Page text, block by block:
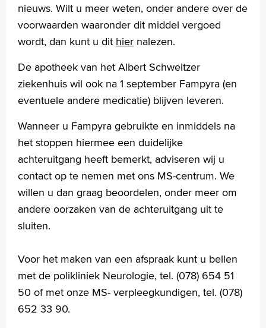
nieuws. Wilt u meer weten, onder andere over de
voorwaarden waaronder dit middel vergoed
wordt, dan kunt u dit hier nalezen.
De apotheek van het Albert Schweitzer
ziekenhuis wil ook na 1 september Fampyra (en
eventuele andere medicatie) blijven leveren.
Wanneer u Fampyra gebruikte en inmiddels na
het stoppen hiermee een duidelijke
achteruitgang heeft bemerkt, adviseren wij u
contact op te nemen met ons MS-centrum. We
willen u dan graag beoordelen, onder meer om
andere oorzaken van de achteruitgang uit te
sluiten.
Voor het maken van een afspraak kunt u bellen
met de polikliniek Neurologie, tel. (078) 654 51
50 of met onze MS- verpleegkundigen, tel. (078)
652 33 90.